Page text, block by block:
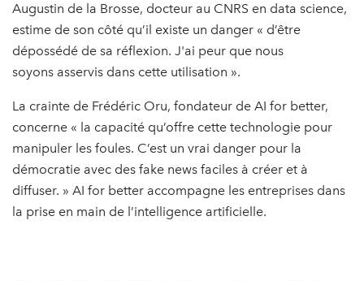
Augustin de la Brosse, docteur au CNRS en data science,
estime de son côté qu’il existe un danger « d’être
dépossédé de sa réflexion. J'ai peur que nous
soyons asservis dans cette utilisation ».
La crainte de Frédéric Oru, fondateur de AI for better,
concerne « la capacité qu’offre cette technologie pour
manipuler les foules. C’est un vrai danger pour la
démocratie avec des fake news faciles à créer et à
diffuser. » AI for better accompagne les entreprises dans
la prise en main de l’intelligence artificielle.